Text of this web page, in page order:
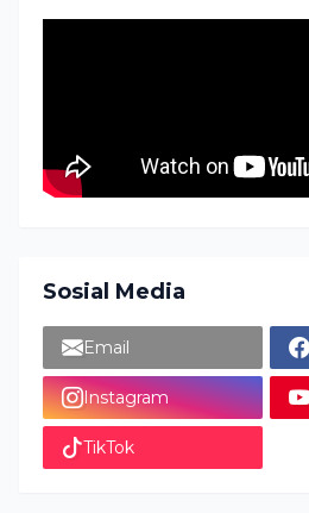
Sosial Media
Email
Instagram
TikTok